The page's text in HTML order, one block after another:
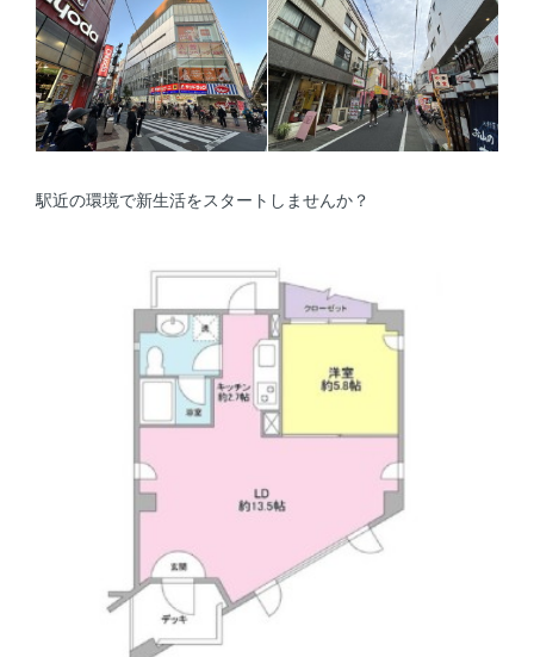
駅近の環境で新生活をスタートしませんか？